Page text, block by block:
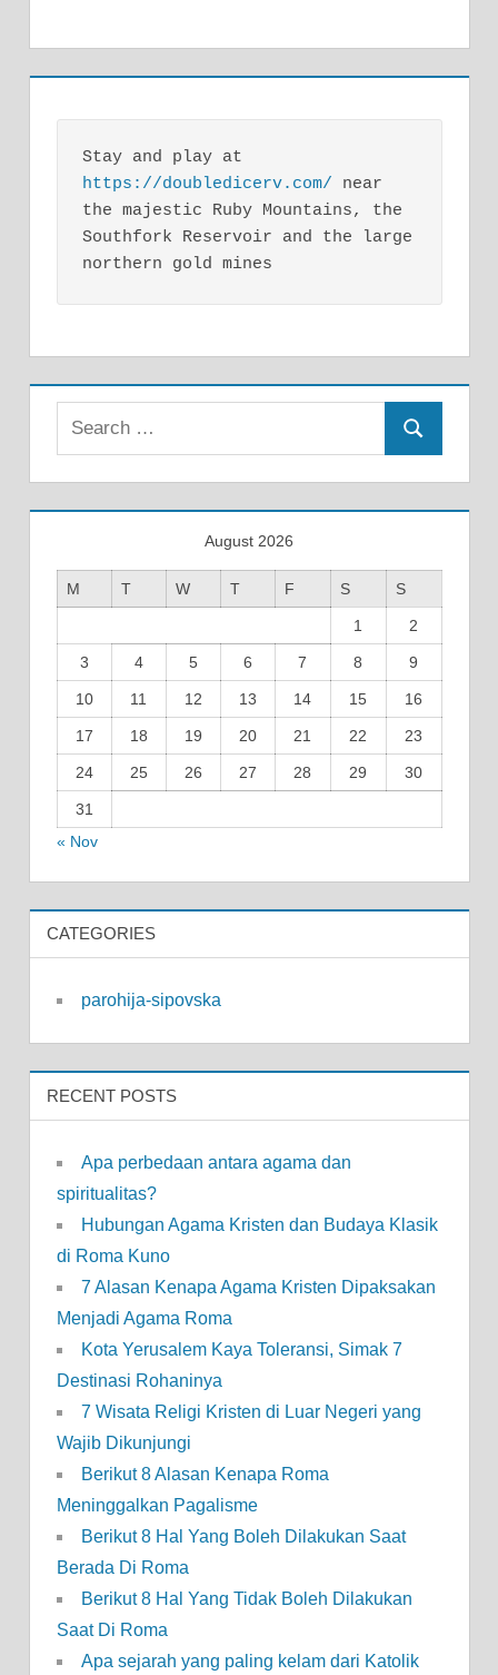
https://doubledicerv.com/ near
the majestic Ruby Mountains, the
Southfork Reservoir and the large
northern gold mines
Search
August 2026
M T W T F S S
1 2
3 4 5 6 7 8 9
10 11 12 13 14 15 16
17 18 19 20 21 22 23
24 25 26 27 28 29 30
31
« Nov
CATEGORIES
parohija-sipovska
RECENT POSTS
Apa perbedaan antara agama dan
spiritualitas?
Hubungan Agama Kristen dan Budaya Klasik
di Roma Kuno
7 Alasan Kenapa Agama Kristen Dipaksakan
Menjadi Agama Roma
Kota Yerusalem Kaya Toleransi, Simak 7
Destinasi Rohaninya
7 Wisata Religi Kristen di Luar Negeri yang
Wajib Dikunjungi
Berikut 8 Alasan Kenapa Roma
Meninggalkan Pagalisme
Berikut 8 Hal Yang Boleh Dilakukan Saat
Berada Di Roma
Berikut 8 Hal Yang Tidak Boleh Dilakukan
Saat Di Roma
Apa sejarah yang paling kelam dari Katolik